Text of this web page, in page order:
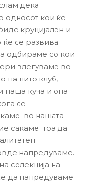
дека
односот кои ќе
круцијален и
ќе се развива
одбираме со кои
влегуваме во
нашито клуб,
наша куча и она
се
во нашата
сакаме тоа да
напредуваме.
селекција на
да напредуваме